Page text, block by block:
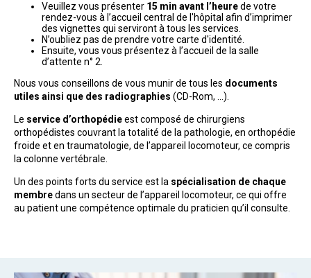
Veuillez vous présenter 15 min avant l’heurede votre
rendez-vous à l’accueil central de l'hôpital afin d’imprimer
des vignettes qui serviront à tous les services.
N’oubliez pas de prendre votre carte d'identité.
Ensuite, vous vous présentez à l’accueil de la salle
d’attente n° 2.
Nous vous conseillons de vous munir de tous les documents
utiles ainsi que des radiographies (CD-Rom, …).
Le service d’orthopédieest composé de chirurgiens
orthopédistes couvrant la totalité de la pathologie, en orthopédie
froide et en traumatologie, de l’appareil locomoteur, ce compris
la colonne vertébrale.
Un des points forts du service est la spécialisation de chaque
membredans un secteur de l’appareil locomoteur, ce qui offre
au patient une compétence optimale du praticien qu’il consulte.